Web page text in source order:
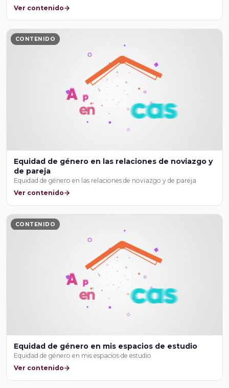
Ver contenido
CONTENIDO
Equidad de género en las relaciones de noviazgo y
de pareja
Equidad de género en las relaciones de noviazgo y de pareja
Ver contenido
CONTENIDO
Equidad de género en mis espacios de estudio
Equidad de género en mis espacios de estudio
Ver contenido